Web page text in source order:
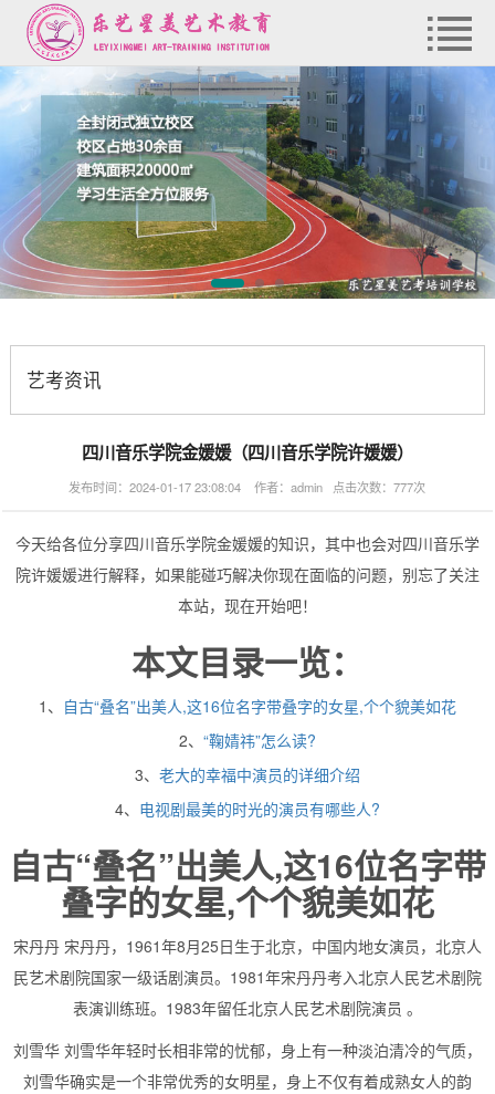
艺考资讯
四川音乐学院金媛媛（四川音乐学院许媛媛）
发布时间：2024-01-17 23:08:04 作者：admin 点击次数：777次
今天给各位分享四川音乐学院金媛媛的知识，其中也会对四川音乐学
院许媛媛进行解释，如果能碰巧解决你现在面临的问题，别忘了关注
本站，现在开始吧！
本文目录一览：
1、 自古“叠名”出美人,这16位名字带叠字的女星,个个貌美如花
2、 “鞠婧祎”怎么读?
3、 老大的幸福中演员的详细介绍
4、 电视剧最美的时光的演员有哪些人?
自古“叠名”出美人,这16位名字带
叠字的女星,个个貌美如花
宋丹丹 宋丹丹，1961年8月25日生于北京，中国内地女演员，北京人
民艺术剧院国家一级话剧演员。1981年宋丹丹考入北京人民艺术剧院
表演训练班。1983年留任北京人民艺术剧院演员 。
刘雪华 刘雪华年轻时长相非常的忧郁，身上有一种淡泊清冷的气质，
刘雪华确实是一个非常优秀的女明星，身上不仅有着成熟女人的韵